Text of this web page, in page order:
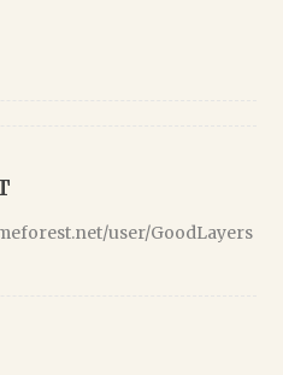
user/GoodLayers